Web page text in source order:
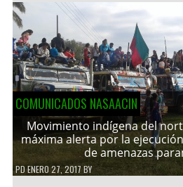
COMUNICADOS NASAACIN
Movimiento indígena del
máxima alerta por la
de amenazas
PDENERO 27, 2017 BY